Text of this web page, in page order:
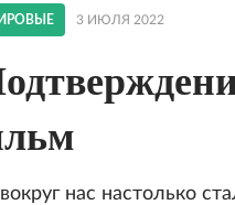
3 ИЮЛЯ 2022
нас настолько